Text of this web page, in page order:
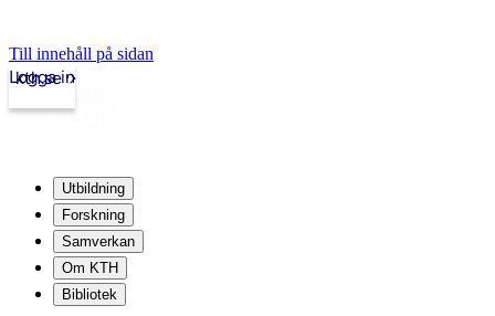
Till innehåll på sidan
kth.se
Logga in
Utbildning
Forskning
Samverkan
Om KTH
Bibliotek